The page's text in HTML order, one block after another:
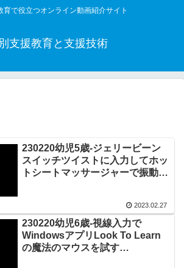
育で役立つオンライン動画紹介サイト
支援教育と支援技術
230220幼児5歳-ジェリービーン
スイッチツイストに入力してホッ
トシートマッサージャーで振動遊
2023.02.27
230220幼児6歳-視線入力で
WindowsアプリLook To Learn
の魔法のマウスを試す